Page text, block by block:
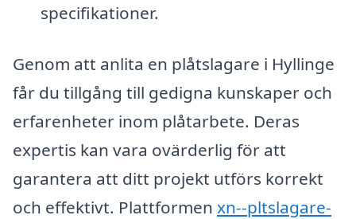
specifikationer.
Genom att anlita en plåtslagare i Hyllinge
får du tillgång till gedigna kunskaper och
erfarenheter inom plåtarbete. Deras
expertis kan vara ovärderlig för att
garantera att ditt projekt utförs korrekt
och effektivt. Plattformen xn--pltslagare-